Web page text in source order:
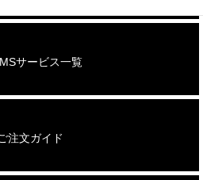
サービス一覧
注文ガイド